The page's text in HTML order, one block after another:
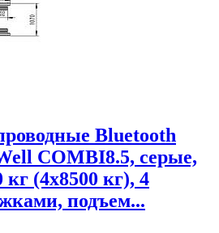
Bluetooth
COMBI8.5, серые,
кг (4х8500 кг), 4
подъем...